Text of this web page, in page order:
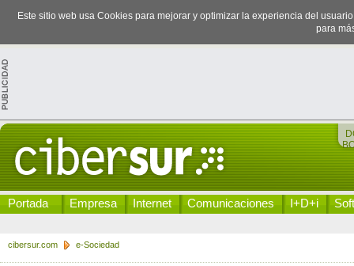
Este sitio web usa Cookies para mejorar y optimizar la experiencia del
para
Portada Empresa Internet Comunicaciones I+D+i
cibersur.com e-Sociedad